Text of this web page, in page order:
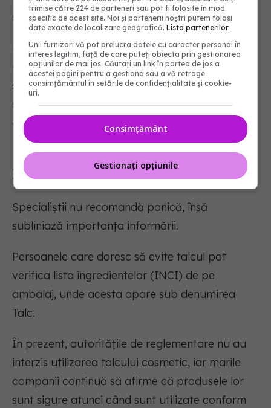
considerate lipsite de acest risc de contaminare.
Există deja pe piață numeroase produse
promovate ca fiind "talc-free", iar tendința pare
să se extindă pe măsură ce interesul
consumatorilor pentru compoziția cosmeticelor
crește.
Ce pot face consumatorii
Specialiștii nu recomandă panică, însă
subliniază importanța informării.
Persoanele care doresc să evite talcul pot
verifica lista ingredientelor (INCI) de pe
ambalaj, unde acesta apare sub denumirea
Talc.
În prezent, autoritățile de reglementare nu au
interzis utilizarea talcului cosmetic, iar marile
companii continuă să afirme că produsele lor
sunt sigure atunci când sunt utilizate conform
trimise către 224 de parteneri sau pot fi folosite în mod
specific de acest site. Noi și partenerii noștri putem folosi
date exacte de localizare geografică.Lista partenerilor.
Unii furnizori vă pot prelucra datele cu caracter personal în
interes legitim, față de care puteți obiecta prin gestionarea
opțiunilor de mai jos. Căutați un link în partea de jos a
acestei pagini pentru a gestiona sau a vă retrage
consimțământul în setările de confidențialitate și cookie-
uri.
Consimțământ
Gestionați opțiunile